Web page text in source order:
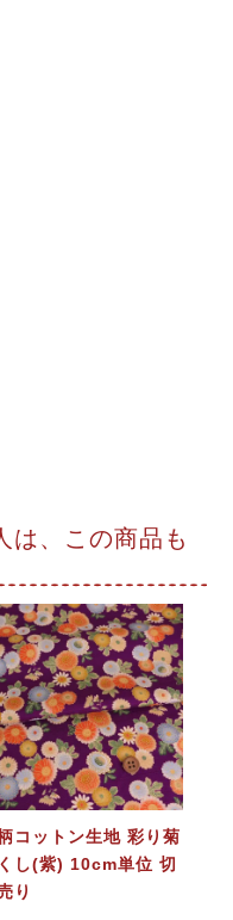
は、この商品も
コットン生地 彩り菊
し(紫) 10cm単位 切
り